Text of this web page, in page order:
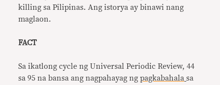
killing sa Pilipinas. Ang istorya ay binawi nang
maglaon.
FACT
Sa ikatlong cycle ng Universal Periodic Review, 44
sa 95 na bansa ang nagpahayag ngpagkabahala sa